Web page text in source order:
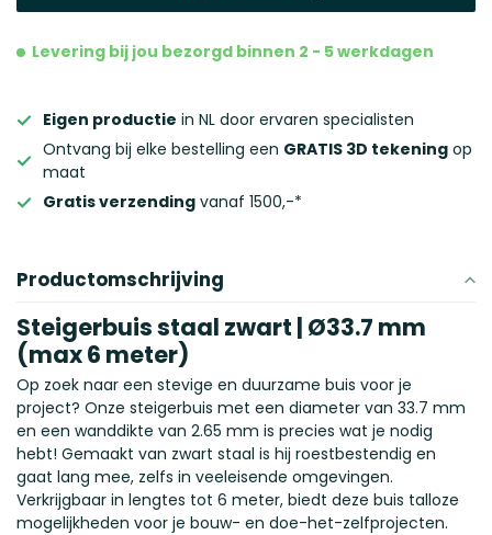
Levering bij jou bezorgd binnen 2 - 5 werkdagen
Eigen productie in NL door ervaren specialisten
Ontvang bij elke bestelling een GRATIS 3D tekening op
maat
Gratis verzending vanaf 1500,-*
Productomschrijving
Steigerbuis staal zwart | Ø33.7 mm
(max 6 meter)
Op zoek naar een stevige en duurzame buis voor je
project? Onze steigerbuis met een diameter van 33.7 mm
en een wanddikte van 2.65 mm is precies wat je nodig
hebt! Gemaakt van zwart staal is hij roestbestendig en
gaat lang mee, zelfs in veeleisende omgevingen.
Verkrijgbaar in lengtes tot 6 meter, biedt deze buis talloze
mogelijkheden voor je bouw- en doe-het-zelfprojecten.